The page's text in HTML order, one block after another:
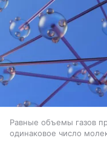
Равные объемы газов
одинаковое число